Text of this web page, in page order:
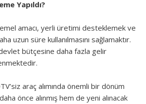
Yapıldı?
amacı, yerli üretimi desteklemek ve
uzun süre kullanılmasını sağlamaktır.
bütçesine daha fazla gelir
araç alımında önemli bir dönüm
önce alınmış hem de yeni alınacak